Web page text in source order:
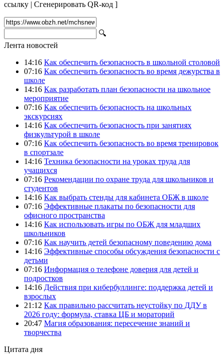
ссылку | Сгенерировать QR-код ]
🔍
Лента новостей
14:16 Как обеспечить безопасность в школьной столовой
07:16 Как обеспечить безопасность во время дежурства в
школе
14:16 Как разработать план безопасности на школьное
мероприятие
07:16 Как обеспечить безопасность на школьных
экскурсиях
14:16 Как обеспечить безопасность при занятиях
физкультурой в школе
07:16 Как обеспечить безопасность во время тренировок
в спортзале
14:16 Техника безопасности на уроках труда для
учащихся
07:16 Рекомендации по охране труда для школьников и
студентов
14:16 Как выбрать стенды для кабинета ОБЖ в школе
07:16 Эффективные плакаты по безопасности для
офисного пространства
14:16 Как использовать игры по ОБЖ для младших
школьников
07:16 Как научить детей безопасному поведению дома
14:16 Эффективные способы обсуждения безопасности с
детьми
07:16 Информация о телефоне доверия для детей и
подростков
14:16 Действия при кибербуллинге: поддержка детей и
взрослых
21:12 Как правильно рассчитать неустойку по ДДУ в
2026 году: формула, ставка ЦБ и мораторий
20:47 Магия образования: пересечение знаний и
творчества
Цитата дня